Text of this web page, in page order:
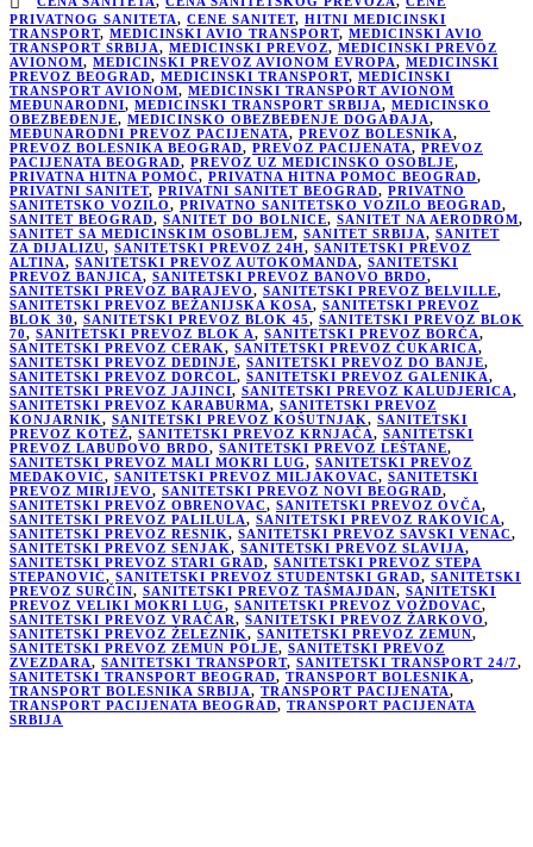
PRIVATNOG SANITETA, CENE SANITET, HITNI MEDICINSKI
TRANSPORT, MEDICINSKI AVIO TRANSPORT, MEDICINSKI AVIO
TRANSPORT SRBIJA, MEDICINSKI PREVOZ, MEDICINSKI PREVOZ
AVIONOM, MEDICINSKI PREVOZ AVIONOM EVROPA, MEDICINSKI
PREVOZ BEOGRAD, MEDICINSKI TRANSPORT, MEDICINSKI
TRANSPORT AVIONOM, MEDICINSKI TRANSPORT AVIONOM
MEĐUNARODNI, MEDICINSKI TRANSPORT SRBIJA, MEDICINSKO
OBEZBEĐENJE, MEDICINSKO OBEZBEĐENJE DOGAĐAJA,
MEĐUNARODNI PREVOZ PACIJENATA, PREVOZ BOLESNIKA,
PREVOZ BOLESNIKA BEOGRAD, PREVOZ PACIJENATA, PREVOZ
PACIJENATA BEOGRAD, PREVOZ UZ MEDICINSKO OSOBLJE,
PRIVATNA HITNA POMOĆ, PRIVATNA HITNA POMOĆ BEOGRAD,
PRIVATNI SANITET, PRIVATNI SANITET BEOGRAD, PRIVATNO
SANITETSKO VOZILO, PRIVATNO SANITETSKO VOZILO BEOGRAD,
SANITET BEOGRAD, SANITET DO BOLNICE, SANITET NA AERODROM,
SANITET SA MEDICINSKIM OSOBLJEM, SANITET SRBIJA, SANITET
ZA DIJALIZU, SANITETSKI PREVOZ 24H, SANITETSKI PREVOZ
ALTINA, SANITETSKI PREVOZ AUTOKOMANDA, SANITETSKI
PREVOZ BANJICA, SANITETSKI PREVOZ BANOVO BRDO,
SANITETSKI PREVOZ BARAJEVO, SANITETSKI PREVOZ BELVILLE,
SANITETSKI PREVOZ BEŽANIJSKA KOSA, SANITETSKI PREVOZ
BLOK 30, SANITETSKI PREVOZ BLOK 45, SANITETSKI PREVOZ BLOK
70, SANITETSKI PREVOZ BLOK A, SANITETSKI PREVOZ BORČA,
SANITETSKI PREVOZ CERAK, SANITETSKI PREVOZ ČUKARICA,
SANITETSKI PREVOZ DEDINJE, SANITETSKI PREVOZ DO BANJE,
SANITETSKI PREVOZ DORĆOL, SANITETSKI PREVOZ GALENIKA,
SANITETSKI PREVOZ JAJINCI, SANITETSKI PREVOZ KALUDJERICA,
SANITETSKI PREVOZ KARABURMA, SANITETSKI PREVOZ
KONJARNIK, SANITETSKI PREVOZ KOŠUTNJAK, SANITETSKI
PREVOZ KOTEŽ, SANITETSKI PREVOZ KRNJAČA, SANITETSKI
PREVOZ LABUDOVO BRDO, SANITETSKI PREVOZ LEŠTANE,
SANITETSKI PREVOZ MALI MOKRI LUG, SANITETSKI PREVOZ
MEDAKOVIĆ, SANITETSKI PREVOZ MILJAKOVAC, SANITETSKI
PREVOZ MIRIJEVO, SANITETSKI PREVOZ NOVI BEOGRAD,
SANITETSKI PREVOZ OBRENOVAC, SANITETSKI PREVOZ OVČA,
SANITETSKI PREVOZ PALILULA, SANITETSKI PREVOZ RAKOVICA,
SANITETSKI PREVOZ RESNIK, SANITETSKI PREVOZ SAVSKI VENAC,
SANITETSKI PREVOZ SENJAK, SANITETSKI PREVOZ SLAVIJA,
SANITETSKI PREVOZ STARI GRAD, SANITETSKI PREVOZ STEPA
STEPANOVIĆ, SANITETSKI PREVOZ STUDENTSKI GRAD, SANITETSKI
PREVOZ SURČIN, SANITETSKI PREVOZ TAŠMAJDAN, SANITETSKI
PREVOZ VELIKI MOKRI LUG, SANITETSKI PREVOZ VOŽDOVAC,
SANITETSKI PREVOZ VRAČAR, SANITETSKI PREVOZ ŽARKOVO,
SANITETSKI PREVOZ ŽELEZNIK, SANITETSKI PREVOZ ZEMUN,
SANITETSKI PREVOZ ZEMUN POLJE, SANITETSKI PREVOZ
ZVEZDARA, SANITETSKI TRANSPORT, SANITETSKI TRANSPORT 24/7,
SANITETSKI TRANSPORT BEOGRAD, TRANSPORT BOLESNIKA,
TRANSPORT BOLESNIKA SRBIJA, TRANSPORT PACIJENATA,
TRANSPORT PACIJENATA BEOGRAD, TRANSPORT PACIJENATA
SRBIJA